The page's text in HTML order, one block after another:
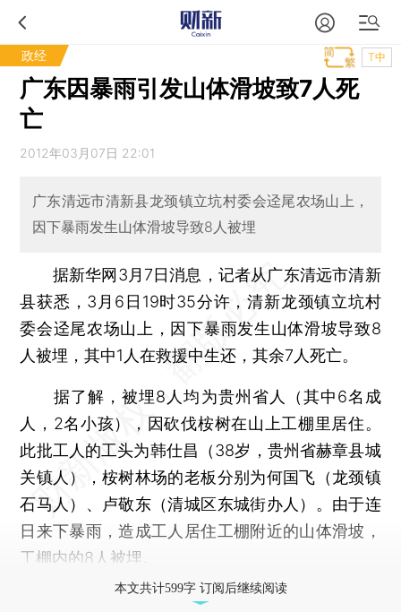
政经 T中
广东因暴雨引发山体滑坡致7人死
亡
2012年03月07日 22:01
广东清远市清新县龙颈镇立坑村委会迳尾农场山上，
因下暴雨发生山体滑坡导致8人被埋
据新华网3月7日消息，记者从广东清远市清新
县获悉，3月6日19时35分许，清新龙颈镇立坑村
委会迳尾农场山上，因下暴雨发生山体滑坡导致8
人被埋，其中1人在救援中生还，其余7人死亡。
据了解，被埋8人均为贵州省人（其中6名成
人，2名小孩），因砍伐桉树在山上工棚里居住。
此批工人的工头为韩仕昌（38岁，贵州省赫章县城
关镇人），桉树林场的老板分别为何国飞（龙颈镇
石马人）、卢敬东（清城区东城街办人）。由于连
日来下暴雨，造成工人居住工棚附近的山体滑坡，
工棚内的8人被埋。
本文共计599字 订阅后继续阅读